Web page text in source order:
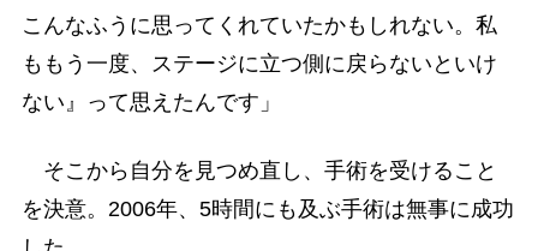
こんなふうに思ってくれていたかもしれない。私
ももう一度、ステージに立つ側に戻らないといけ
ない』って思えたんです」
そこから自分を見つめ直し、手術を受けること
を決意。2006年、5時間にも及ぶ手術は無事に成功